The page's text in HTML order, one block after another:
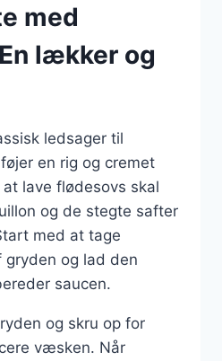
med
lækker og
ledsager til
en rig og cremet
lave flødesovs skal
og de stegte safter
med at tage
og lad den
saucen.
og skru op for
væsken. Når